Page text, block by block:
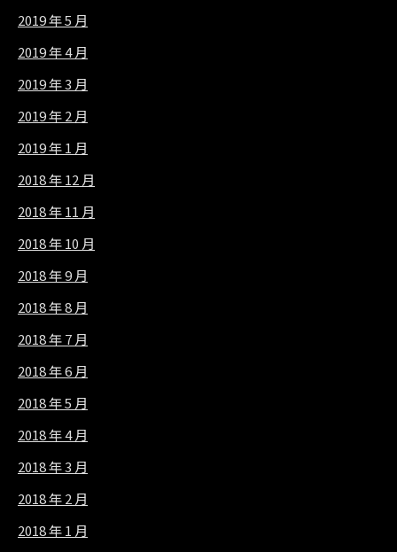
2019 年 5 月
2019 年 4 月
2019 年 3 月
2019 年 2 月
2019 年 1 月
2018 年 12 月
2018 年 11 月
2018 年 10 月
2018 年 9 月
2018 年 8 月
2018 年 7 月
2018 年 6 月
2018 年 5 月
2018 年 4 月
2018 年 3 月
2018 年 2 月
2018 年 1 月